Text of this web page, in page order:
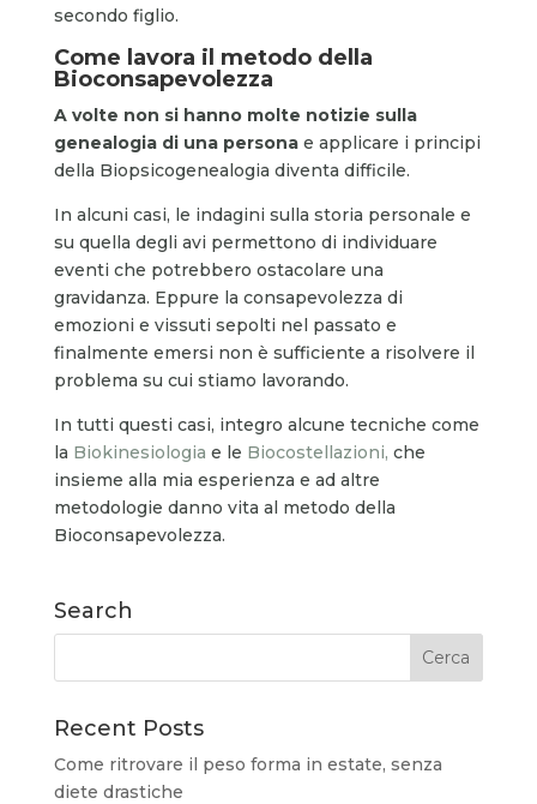
secondo figlio.
Come lavora il metodo della
Bioconsapevolezza
A volte non si hanno molte notizie sulla
genealogia di una personae applicare i principi
della Biopsicogenealogia diventa difficile.
In alcuni casi, le indagini sulla storia personale e
su quella degli avi permettono di individuare
eventi che potrebbero ostacolare una
gravidanza. Eppure la consapevolezza di
emozioni e vissuti sepolti nel passato e
finalmente emersi non è sufficiente a risolvere il
problema su cui stiamo lavorando.
In tutti questi casi, integro alcune tecniche come
la Biokinesiologia e le Biocostellazioni, che
insieme alla mia esperienza e ad altre
metodologie danno vita al metodo della
Bioconsapevolezza.
Search
Recent Posts
Come ritrovare il peso forma in estate, senza
diete drastiche